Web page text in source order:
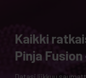
Kaikki
Pinja